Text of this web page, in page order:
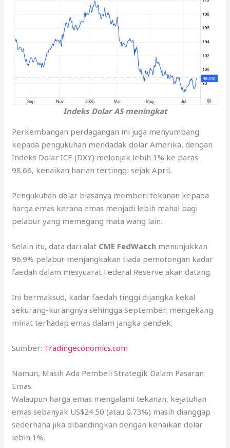
Indeks Dolar AS meningkat
Perkembangan perdagangan ini juga menyumbang
kepada pengukuhan mendadak dolar Amerika, dengan
Indeks Dolar ICE (DXY) melonjak lebih 1% ke paras
98.66, kenaikan harian tertinggi sejak April.
Pengukuhan dolar biasanya memberi tekanan kepada
harga emas kerana emas menjadi lebih mahal bagi
pelabur yang memegang mata wang lain.
Selain itu, data dari alat CME FedWatch menunjukkan
96.9% pelabur menjangkakan tiada pemotongan kadar
faedah dalam mesyuarat Federal Reserve akan datang.
Ini bermaksud, kadar faedah tinggi dijangka kekal
sekurang-kurangnya sehingga September, mengekang
minat terhadap emas dalam jangka pendek.
Sumber: Tradingeconomics.com
Namun, Masih Ada Pembeli Strategik Dalam Pasaran
Emas
Walaupun harga emas mengalami tekanan, kejatuhan
emas sebanyak US$24.50 (atau 0.73%) masih dianggap
sederhana jika dibandingkan dengan kenaikan dolar
lebih 1%.